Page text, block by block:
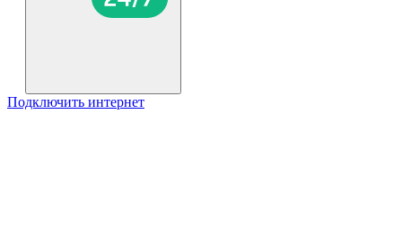
Подключить интернет